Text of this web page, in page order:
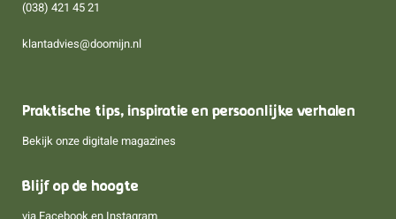
(038) 421 45 21
klantadvies@doomijn.nl
Praktische tips, inspiratie en persoonlijke verhalen
Bekijk onze digitale magazines
Blijf op de hoogte
via Facebook en Instagram